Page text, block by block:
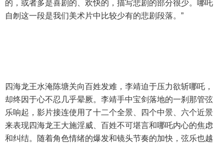
的，或者多是喜剧的、欢快的，描写悲剧的部分很少。哪吒
自刎这一段是我们美术片中比较少有的悲剧段落。”
四海龙王水淹陈塘关向百姓发难，李靖迫于压力欲斩哪吒，
却终因于心不忍几乎晕厥。李靖手中宝剑落地的一刹那管弦
乐响起，影片接连使用了十二个全景、四个中景、六个近景
来表现四海龙王大施淫威、百姓不可堪言和哪吒内心的焦虑
和纠结。随着角色情绪的爆发和镜头节奏的加快，弦乐也越